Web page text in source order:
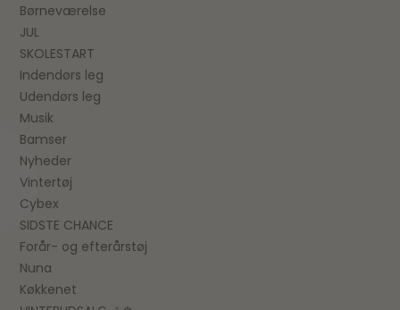
Børneværelse
JUL
SKOLESTART
Indendørs leg
Udendørs leg
Musik
Bamser
Nyheder
Vintertøj
Cybex
SIDSTE CHANCE
Forår- og efterårstøj
Nuna
Køkkenet